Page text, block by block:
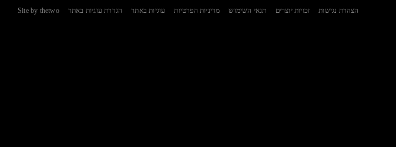
הצהרת נגישות זכויות יוצרים תנאי השימוש מדיניות הפרטיות עוגיות באתר הגדרת עוגיות באתר Site by thetwo